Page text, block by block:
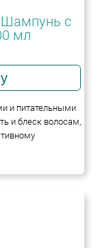
Шампунь с
мл
и питательными
и блеск волосам,